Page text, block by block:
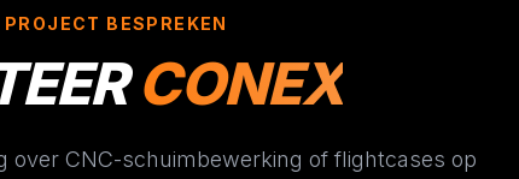
BESPREKEN
CONEX
over CNC-schuimbewerking of flightcases op